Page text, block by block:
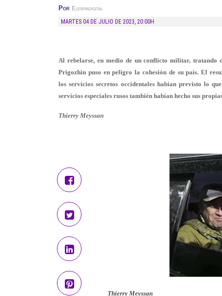
Por Elespiadigital
MARTES 04 DE JULIO DE 2023, 20:00H
Al rebelarse, en medio de un conflicto militar, tratando
Prigozhin puso en peligro la cohesión de su país. El
los servicios secretos occidentales habían previsto lo
servicios especiales rusos también habían hecho sus
Thierry Meyssan
Thierry Meyssan